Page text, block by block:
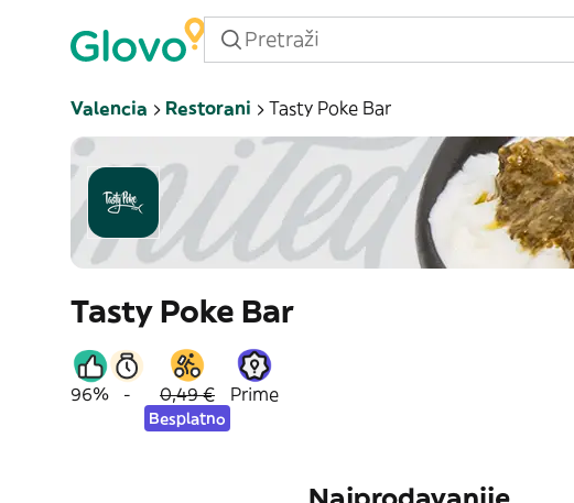
Valencia Restorani Tasty Poke Bar
Tasty Poke Bar
96% - 0,49 €
Besplatno
Prime